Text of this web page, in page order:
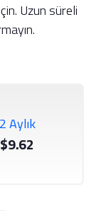
Uzun süreli
2 Aylık
$9.62